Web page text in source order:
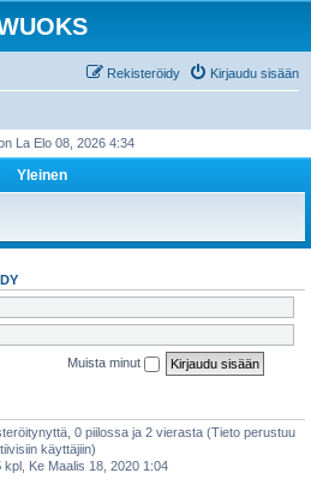
Kirjaudu sisään
Rekisteröidy
La Elo 08, 2026 4:34
Yleinen
Muista minut
0 piilossa ja 2 vierasta (Tieto perustuu
käyttäjiin)
kpl, Ke Maalis 18, 2020 1:04